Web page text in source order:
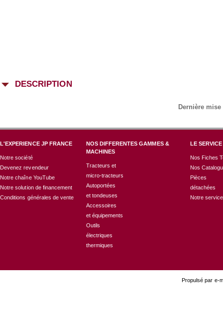
DESCRIPTION
Dernière
L'EXPERIENCE JP FRANCE
Notre société
Devenez revendeur
Notre chaîne YouTube
Notre solution de financement
Conditions générales de vente
NOS DIFFERENTES GAMMES &
MACHINES
Tracteurs et
micro-tracteurs
Autoportées
et tondeuses
Accessoires
et équipements
Outils
électriques
thermiques
LE
Nos Fiches
Nos
Pièces
détachées
Notre
Propulsé par e-